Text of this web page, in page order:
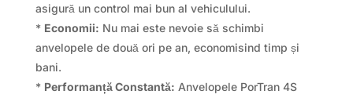
asigură un control mai bun al vehiculului.
* Economii: Nu mai este nevoie să schimbi
anvelopele de două ori pe an, economisind timp și
bani.
* Performanță Constantă: Anvelopele PorTran 4S